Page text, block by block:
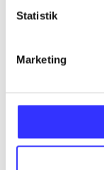
Statistik
Marketing
Udgivet i undefined
Materialetype